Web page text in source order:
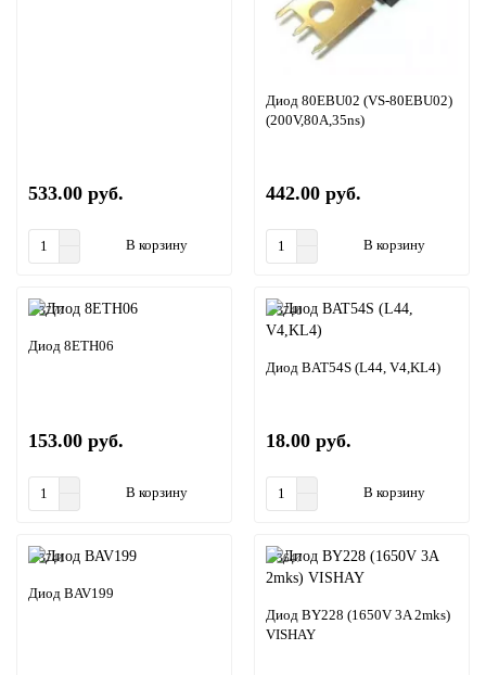
533.00 руб.
В корзину
Диод 80EBU02 (VS-80EBU02)
(200V,80A,35ns)
442.00 руб.
В корзину
3777
Диод 8ETH06
153.00 руб.
В корзину
3740
Диод BAT54S (L44, V4,KL4)
18.00 руб.
В корзину
3741
Диод BAV199
3647
Диод BY228 (1650V 3A 2mks)
VISHAY